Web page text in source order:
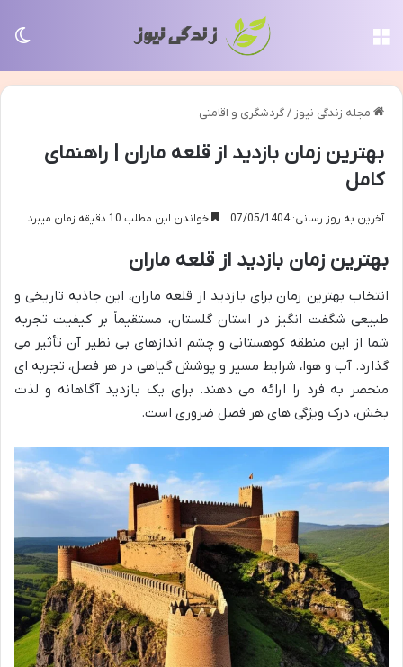
مجله زندگی نیوز /گردشگری و اقامتی
بهترین زمان بازدید از قلعه ماران | راهنمای
کامل
آخرین به روز رسانی: 07/05/1404 خواندن این مطلب 10 دقیقه زمان میبرد
بهترین زمان بازدید از قلعه ماران
انتخاب بهترین زمان برای بازدید از قلعه ماران، این جاذبه تاریخی و
طبیعی شگفت انگیز در استان گلستان، مستقیماً بر کیفیت تجربه
شما از این منطقه کوهستانی و چشم اندازهای بی نظیر آن تأثیر می
گذارد. آب و هوا، شرایط مسیر و پوشش گیاهی در هر فصل، تجربه ای
منحصر به فرد را ارائه می دهند. برای یک بازدید آگاهانه و لذت
بخش، درک ویژگی های هر فصل ضروری است.